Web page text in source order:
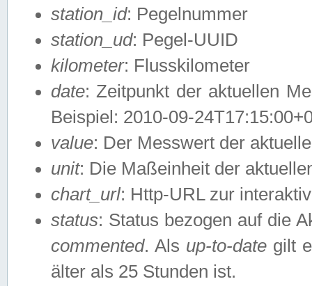
station_id: Pegelnummer
station_ud: Pegel-UUID
kilometer: Flusskilometer
date: Zeitpunkt der aktuellen
Beispiel: 2010-09-
value: Der Messwert der
unit: Die Maßeinheit der
chart_url: Http-URL zur
status: Status bezogen auf die
commented. Als up-to-date gilt
älter als 25 Stunden ist.